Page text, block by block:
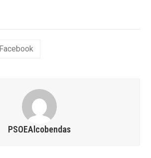
Facebook
PSOEAlcobendas